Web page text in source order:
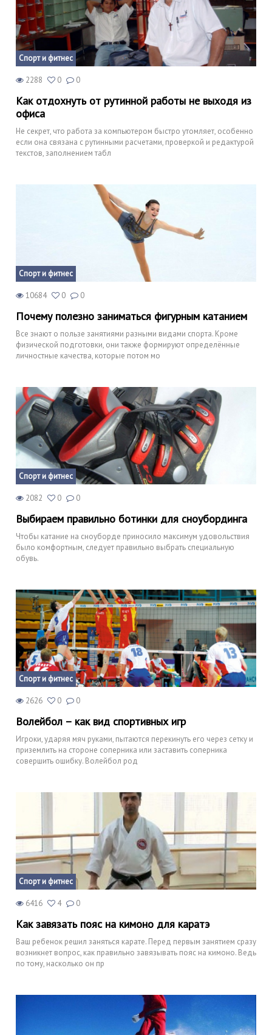
Спорт и фитнес
2288 0 0
Как отдохнуть от рутинной работы не выходя из
офиса
Не секрет, что работа за компьютером быстро утомляет, особенно
если она связана с рутинными расчетами, проверкой и редактурой
текстов, заполнением табл
Спорт и фитнес
10684 0 0
Почему полезно заниматься фигурным катанием
Все знают о пользе занятиями разными видами спорта. Кроме
физической подготовки, они также формируют определённые
личностные качества, которые потом мо
Спорт и фитнес
2082 0 0
Выбираем правильно ботинки для сноубординга
Чтобы катание на сноуборде приносило максимум удовольствия
было комфортным, следует правильно выбрать специальную
обувь.
Спорт и фитнес
2626 0 0
Волейбол – как вид спортивных игр
Игроки, ударяя мяч руками, пытаются перекинуть его через сетку и
приземлить на стороне соперника или заставить соперника
совершить ошибку. Волейбол род
Спорт и фитнес
6416 4 0
Как завязать пояс на кимоно для каратэ
Ваш ребенок решил заняться карате. Перед первым занятием сразу
возникнет вопрос, как правильно завязывать пояс на кимоно. Ведь
по тому, насколько он пр